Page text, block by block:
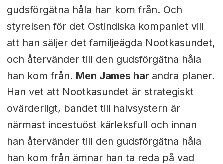
gudsförgätna håla han kom från. Och
styrelsen för det Ostindiska kompaniet vill
att han säljer det familjeägda Nootkasundet,
och återvänder till den gudsförgätna håla
han kom från. Men James har andra planer.
Han vet att Nootkasundet är strategiskt
ovärderligt, bandet till halvsystern är
närmast incestuöst kärleksfull och innan
han återvänder till den gudsförgätna håla
han kom från ämnar han ta reda på vad